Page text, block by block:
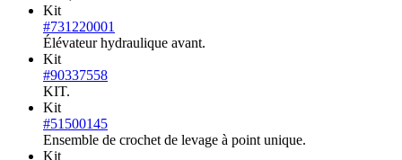
Kit
#731220001
Élévateur hydraulique avant.
Kit
#90337558
KIT.
Kit
#51500145
Ensemble de crochet de levage à point unique.
Kit